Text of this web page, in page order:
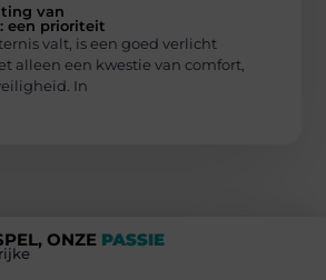
van
een prioriteit
valt, is een goed verlicht
alleen een kwestie van comfort,
In
ONZE PASSIE